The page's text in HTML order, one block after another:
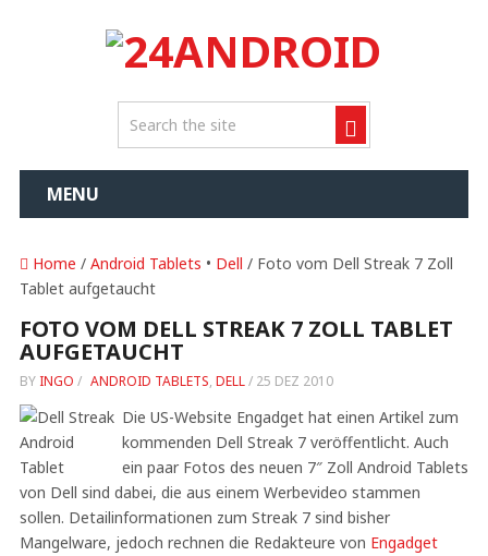
MENU
Home / Android Tablets • Dell / Foto vom Dell Streak 7 Zoll
Tablet aufgetaucht
FOTO VOM DELL STREAK 7 ZOLL TABLET
AUFGETAUCHT
BY INGO / ANDROID TABLETS, DELL/ 25 DEZ 2010
Die US-Website Engadget hat einen Artikel zum
kommenden Dell Streak 7 veröffentlicht. Auch
ein paar Fotos des neuen 7″ Zoll Android Tablets
von Dell sind dabei, die aus einem Werbevideo stammen
sollen. Detailinformationen zum Streak 7 sind bisher
Mangelware, jedoch rechnen die Redakteure von Engadget